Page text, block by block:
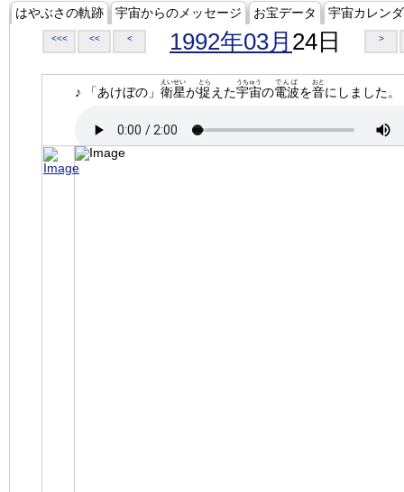
はやぶさの軌跡 宇宙からのメッセージ お宝データ 宇宙カレン
<<< << < 1992年03月 24日 >
♪ 「あけぼの」 衛星
えいせい
が捉
とら
えた宇宙
うちゅう
の電波
でんぱ
を音
おと
にしました。